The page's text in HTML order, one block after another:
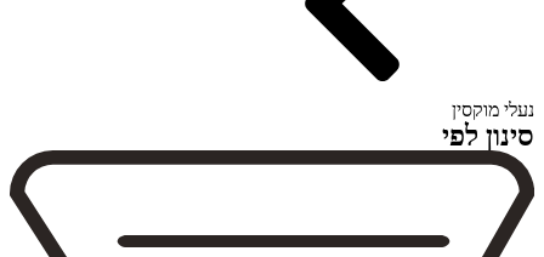
נעלי מוקסין
סינון לפי